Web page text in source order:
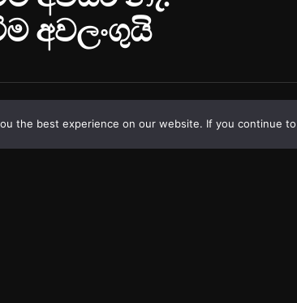
the best experience on our website. If you continue